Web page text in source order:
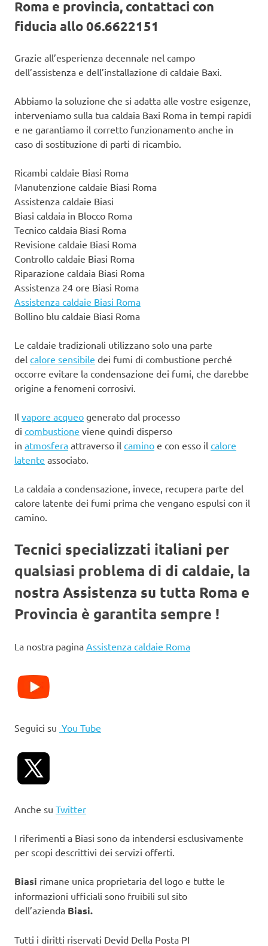
Roma e provincia, contattaci con
fiducia allo 06.6622151
Grazie all’esperienza decennale nel campo
dell’assistenza e dell’installazione di caldaie Baxi.
Abbiamo la soluzione che si adatta alle vostre esigenze,
interveniamo sulla tua caldaia Baxi Roma in tempi rapidi
e ne garantiamo il corretto funzionamento anche in
caso di sostituzione di parti di ricambio.
Ricambi caldaie Biasi Roma
Manutenzione caldaie Biasi Roma
Assistenza caldaie Biasi
Biasi caldaia in Blocco Roma
Tecnico caldaia Biasi Roma
Revisione caldaie Biasi Roma
Controllo caldaie Biasi Roma
Riparazione caldaia Biasi Roma
Assistenza 24 ore Biasi Roma
Assistenza caldaie Biasi Roma
Bollino blu caldaie Biasi Roma
Le caldaie tradizionali utilizzano solo una parte
del calore sensibile dei fumi di combustione perché
occorre evitare la condensazione dei fumi, che darebbe
origine a fenomeni corrosivi.
Il vapore acqueo generato dal processo
di combustione viene quindi disperso
in atmosfera attraverso il camino e con esso il calore
latente associato.
La caldaia a condensazione, invece, recupera parte del
calore latente dei fumi prima che vengano espulsi con il
camino.
Tecnici specializzati italiani per
qualsiasi problema di di caldaie, la
nostra Assistenza su tutta Roma e
Provincia è garantita sempre !
La nostra pagina Assistenza caldaie Roma
Seguici su You Tube
Anche su Twitter
I riferimenti a Biasi sono da intendersi esclusivamente
per scopi descrittivi dei servizi offerti.
Biasi rimane unica proprietaria del logo e tutte le
informazioni ufficiali sono fruibili sul sito
dell’azienda Biasi.
Tutti i diritti riservati Devid Della Posta PI